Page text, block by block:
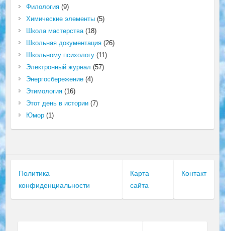
Филология(9)
Химические элементы(5)
Школа мастерства(18)
Школьная документация(26)
Школьному психологу(11)
Электронный журнал (57)
Энергосбережение(4)
Этимология(16)
Этот день в истории(7)
Юмор(1)
Политика
конфиденциальности
Карта
сайта
Контакт